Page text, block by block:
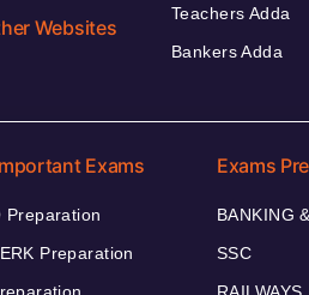
Websites
Teachers Adda
Bankers Adda
Exams
Preparation
Preparation
Exams
BANKING
SSC